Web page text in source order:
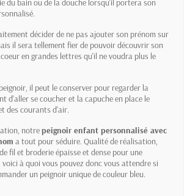
décider de ne pas ajouter son prénom sur
il sera tellement fier de pouvoir découvrir son
en grandes lettres qu'il ne voudra plus le
il peut le conserver pour regarder la
d'aller se coucher et la capuche en place le
des courants d'air.
notre peignoir enfant personnalisé avec
a tout pour séduire. Qualité de réalisation,
fil et broderie épaisse et dense pour une
à quoi vous pouvez donc vous attendre si
un peignoir unique de couleur bleu.